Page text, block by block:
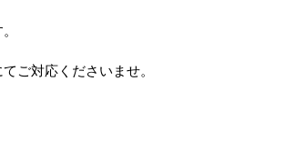
casa 手さげバッグ
ご対応くださいませ。